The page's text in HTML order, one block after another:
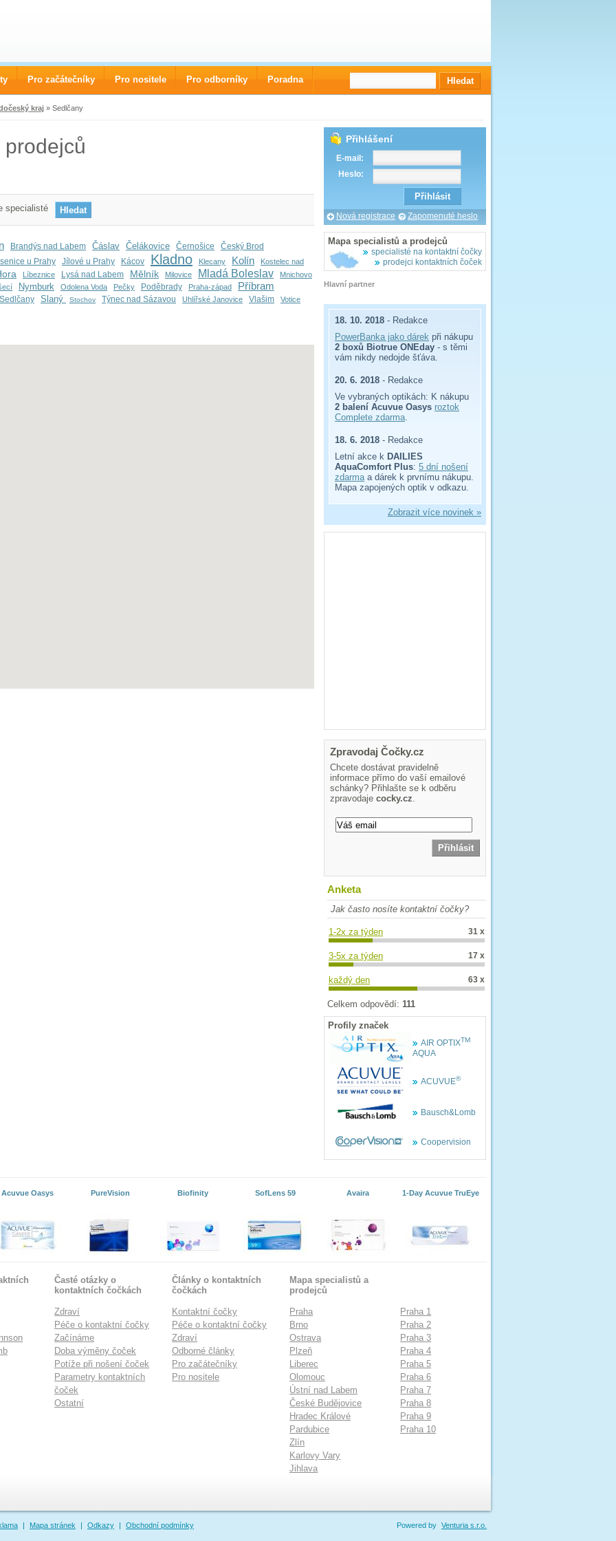
kraj » Sedlčany
specialisté
Brandýs nad Labem Čáslav Čelákovice Černošice
Český Brod
u Prahy Jílové u Prahy Kácov Kladno Klecany Kolín
Kostelec nad
Líbeznice Lysá nad Labem Mělník Milovice Mladá Boleslav
Mnichovo
Nymburk Odolena Voda Pečky Poděbrady Praha-západ Příbram
Sedlčany Slaný Stochov Týnec nad Sázavou Uhlířské Janovice Vlašim
Votice
Přihlášení
E-mail:
Heslo:
Nová registrace Zapomenuté heslo
Mapa specialistů a prodejců
specialisté na kontaktní čočky
prodejci kontaktních čoček
Hlavní partner
18. 10. 2018 - Redakce
PowerBanka jako dárek při nákupu
2 boxů Biotrue ONEday - s těmi
vám nikdy nedojde šťáva.
20. 6. 2018 - Redakce
Ve vybraných optikách: K nákupu
2 balení Acuvue Oasys roztok
Complete zdarma.
18. 6. 2018 - Redakce
Letní akce k DAILIES
AquaComfort Plus: 5 dní nošení
zdarmaa dárek k prvnímu nákupu.
Mapa zapojených optik v odkazu.
Zobrazit více novinek »
Zpravodaj Čočky.cz
Chcete dostávat pravidelně
informace přímo do vaší emailové
schánky? Přihlašte se k odběru
zpravodaje cocky.cz.
Anketa
Jak často nosíte kontaktní čočky?
1-2x za týden 31 x
3-5x za týden 17 x
každý den 63 x
Celkem odpovědí: 111
Profily značek
AIR OPTIXTM
AQUA
ACUVUE®
Bausch&Lomb
Coopervision
Acuvue Oasys PureVision Biofinity SofLens 59 Avaira 1-Day Acuvue TruEye
Časté otázky o
kontaktních čočkách
Zdraví
Péče o kontaktní čočky
Začínáme
Doba výměny čoček
Potíže při nošení čoček
Parametry kontaktních
čoček
Ostatní
Články o kontaktních
čočkách
Kontaktní čočky
Péče o kontaktní čočky
Zdraví
Odborné články
Pro začátečníky
Pro nositele
Mapa specialistů a
prodejců
Praha
Brno
Ostrava
Plzeň
Liberec
Olomouc
Ústní nad Labem
České Budějovice
Hradec Králové
Pardubice
Zlín
Karlovy Vary
Jihlava
Praha 1
Praha 2
Praha 3
Praha 4
Praha 5
Praha 6
Praha 7
Praha 8
Praha 9
Praha 10
Pro začátečníky Pro nositele Pro odborníky Poradna
| Mapa stránek | Odkazy | Obchodní podmínky Powered by Venturia s.r.o.